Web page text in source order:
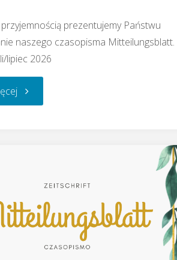
prezentujemy Państwu
naszego czasopisma Mitteilungsblatt.
lipiec 2026
"Czasopismo